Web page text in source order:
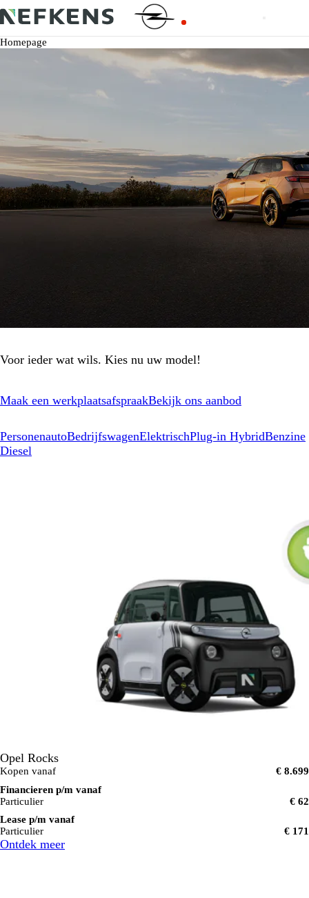
Homepage
Voor ieder wat wils. Kies nu uw model!
Maak een werkplaatsafspraakBekijk ons aanbod
PersonenautoBedrijfswagenElektrischPlug-in HybridBenzine
Diesel
Opel Rocks
Kopen vanaf
€ 8.699
Financieren p/m vanaf
Particulier
€ 62
Lease p/m vanaf
Particulier
€ 171
Ontdek meer